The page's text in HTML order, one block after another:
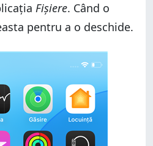
Fișiere. Când o
pentru a o deschide.